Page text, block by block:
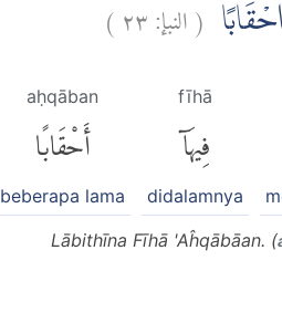
(النبإ:٢٣)
fīhā
فِيهَآ
didalamnya
aḥqāban
أَحْقَابًا
beberapa lama
Lābithīna Fīhā 'Aĥqābāan. (